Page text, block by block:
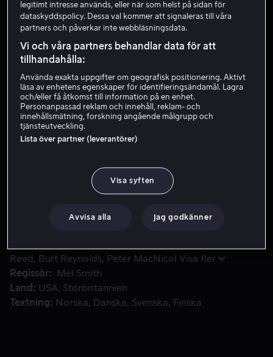
Bean - Den totala katastroffilmen
Barntillåten
Hyr 49 kr
Hysteriskt rolig överföring av tv-succén Mr Bean till
Hysteriskt rolig överföring av tv-succén Mr Bean till
långfilmsformat, i vilken huvudpersonen reser till Los
Reed
Burt Reynolds Peter MacNicol Visa fler
Regissör
Mel Smith
Land
USA
Storbritannien
Textning
Norska Danska Svenska Finska
legitimt intresse används, eller när som helst på sidan för
dataskyddspolicy. Dessa val kommer att signaleras till våra
partners och påverkar inte webbläsningsdata.
Vi och våra partners behandlar data för att
tillhandahålla:
Använda exakta uppgifter om geografisk positionering. Aktivt
läsa av enhetens egenskaper för identifieringsändamål. Lagra
och/eller få åtkomst till information på en enhet.
Personanpassad reklam och innehåll, reklam- och
innehållsmätning, forskning angående målgrupp och
tjänsteutveckling.
Lista över partner (leverantörer)
Visa syften
Avvisa alla Jag godkänner